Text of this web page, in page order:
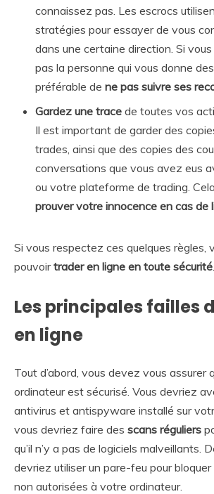
connaissez pas. Les escrocs
stratégies pour essayer de vous
dans une certaine direction. Si
pas la personne qui vous donne
préférable de ne pas suivre ses
Gardez une trace de toutes vos
Il est important de garder des
trades, ainsi que des copies des
conversations que vous avez eus
ou votre plateforme de trading.
prouver votre innocence en cas de
Si vous respectez ces quelques règles,
pouvoirtrader en ligne en toute sécurité
Les principales failles
en ligne
Tout d’abord, vous devez vous assurer
ordinateur est sécurisé. Vous devriez
antivirus et antispyware installé sur
vous devriez faire des scans réguliers
qu’il n’y a pas de logiciels malveillants.
devriez utiliser un pare-feu pour
non autorisées à votre ordinateur.